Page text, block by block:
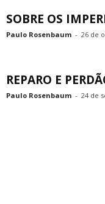
SOBRE OS
Paulo Rosenbaum - 26 de
REPARO E
Paulo Rosenbaum - 24 de